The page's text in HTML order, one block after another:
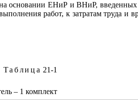
основанииЕНиР иВНиР, введенных
работ, к затратам труда и
Таблица 21-1
– 1 комплект